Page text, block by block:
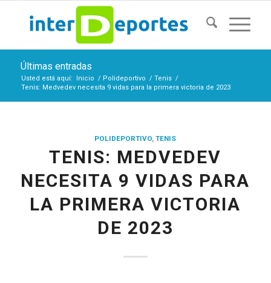
Últimas entradas
Usted está aquí: Inicio / Polideportivo / Tenis /
Tenis: Medvedev necesita 9 vidas para la primera victoria de 2023
POLIDEPORTIVO,TENIS
TENIS: MEDVEDEV
NECESITA 9 VIDAS PARA
LA PRIMERA VICTORIA
DE 2023